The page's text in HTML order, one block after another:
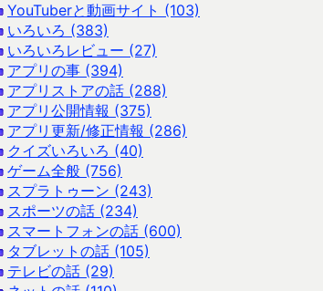
YouTuberと動画サイト (103)
いろいろ (383)
いろいろレビュー (27)
アプリの事 (394)
アプリストアの話 (288)
アプリ公開情報 (375)
アプリ更新/修正情報 (286)
クイズいろいろ (40)
ゲーム全般 (756)
スプラトゥーン (243)
スポーツの話 (234)
スマートフォンの話 (600)
タブレットの話 (105)
テレビの話 (29)